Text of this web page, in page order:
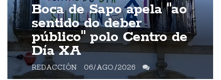
Boca de Sapo apela "ao
sentido do deber
público" polo Centro de
Día XA
REDACCIÓN 06/AGO./2026